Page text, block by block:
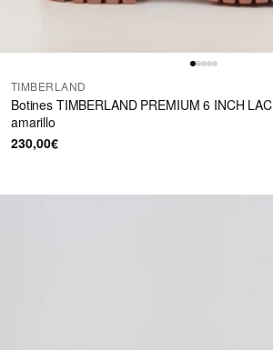
TIMBERLAND
Botines TIMBERLAND PREMIUM 6 INCH
amarillo
230,00€